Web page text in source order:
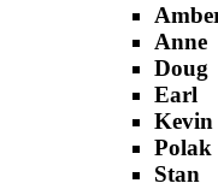
Anne
Doug
Earl
Kevin
Polak
Stan